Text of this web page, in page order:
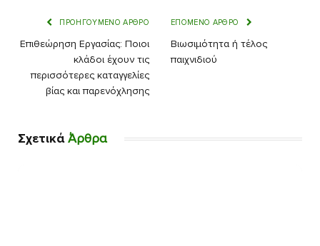
ΠΡΟΗΓΟΎΜΕΝΟ ΆΡΘΡΟ
Επιθεώρηση Εργασίας: Ποιοι
κλάδοι έχουν τις
περισσότερες καταγγελίες
βίας και παρενόχλησης
ΕΠΌΜΕΝΟ ΆΡΘΡΟ
Βιωσιμότητα ή τέλος
παιχνιδιού
ΣχετικάΆρθρα